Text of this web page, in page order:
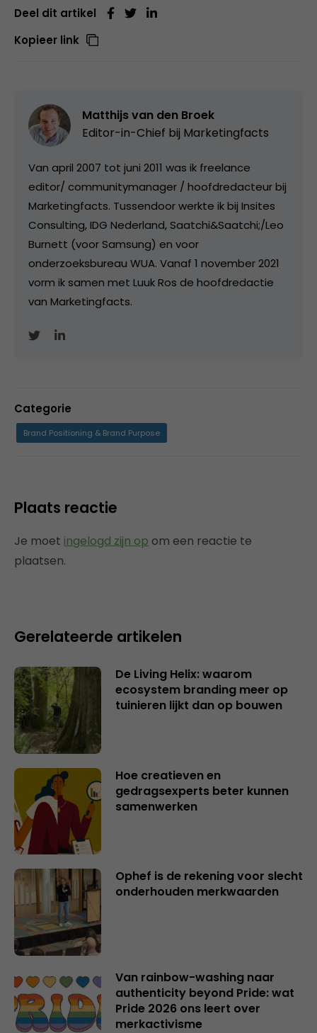
Deel dit artikel
Kopieer link
Matthijs van den Broek
Editor-in-Chief bij Marketingfacts
Van april 2007 tot juni 2011 was ik freelance
editor/ communitymanager / hoofdredacteur bij
Marketingfacts. Tussendoor werkte ik bij Insites
Consulting, IDG Nederland, Saatchi&Saatchi;/Leo
Burnett (voor Samsung) en voor
onderzoeksbureau WUA. Vanaf 1 november 2021
vorm ik samen met Luuk Ros de hoofdredactie
van Marketingfacts.
Categorie
Brand Positioning & Brand Purpose
Plaats reactie
Je moet ingelogd zijn op om een reactie te
plaatsen.
Gerelateerde artikelen
De Living Helix: waarom
ecosystem branding meer op
tuinieren lijkt dan op bouwen
Hoe creatieven en
gedragsexperts beter kunnen
samenwerken
Ophef is de rekening voor slecht
onderhouden merkwaarden
Van rainbow-washing naar
authenticity beyond Pride: wat
Pride 2026 ons leert over
merkactivisme